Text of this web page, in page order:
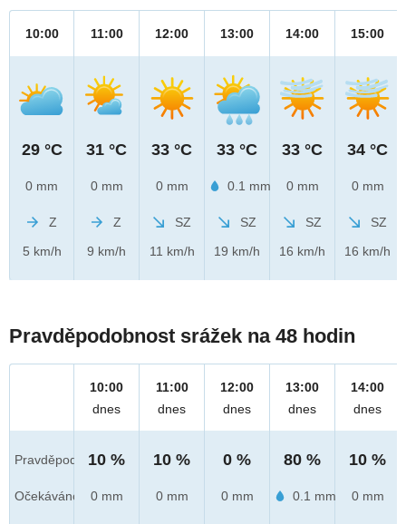
10:00
29 °C
0 mm
Z
5 km/h
11:00
31 °C
0 mm
Z
9 km/h
12:00
33 °C
0 mm
SZ
11 km/h
13:00
33 °C
0.1 mm
SZ
19 km/h
14:00
33 °C
0 mm
SZ
16 km/h
15:00
34 °C
0 mm
SZ
16 km/h
Pravděpodobnost srážek na 48 hodin
Pravděpod.
Očekáváno
10:00
dnes
10 %
0 mm
11:00
dnes
10 %
0 mm
12:00
dnes
0 %
0 mm
13:00
dnes
80 %
0.1 mm
14:00
dnes
10 %
0 mm